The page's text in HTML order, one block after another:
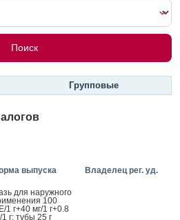
Групповые
выпуска Владелец рег. уд.
для на­руж­но­го
100
1 г+40 мг/1 г+0.8
1 г: ту­бы 25 г